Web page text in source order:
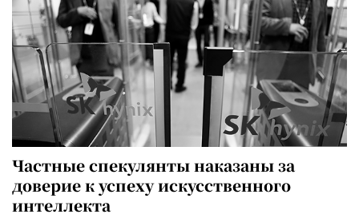
Частные спекулянты наказаны за
доверие к успеху искусственного
интеллекта